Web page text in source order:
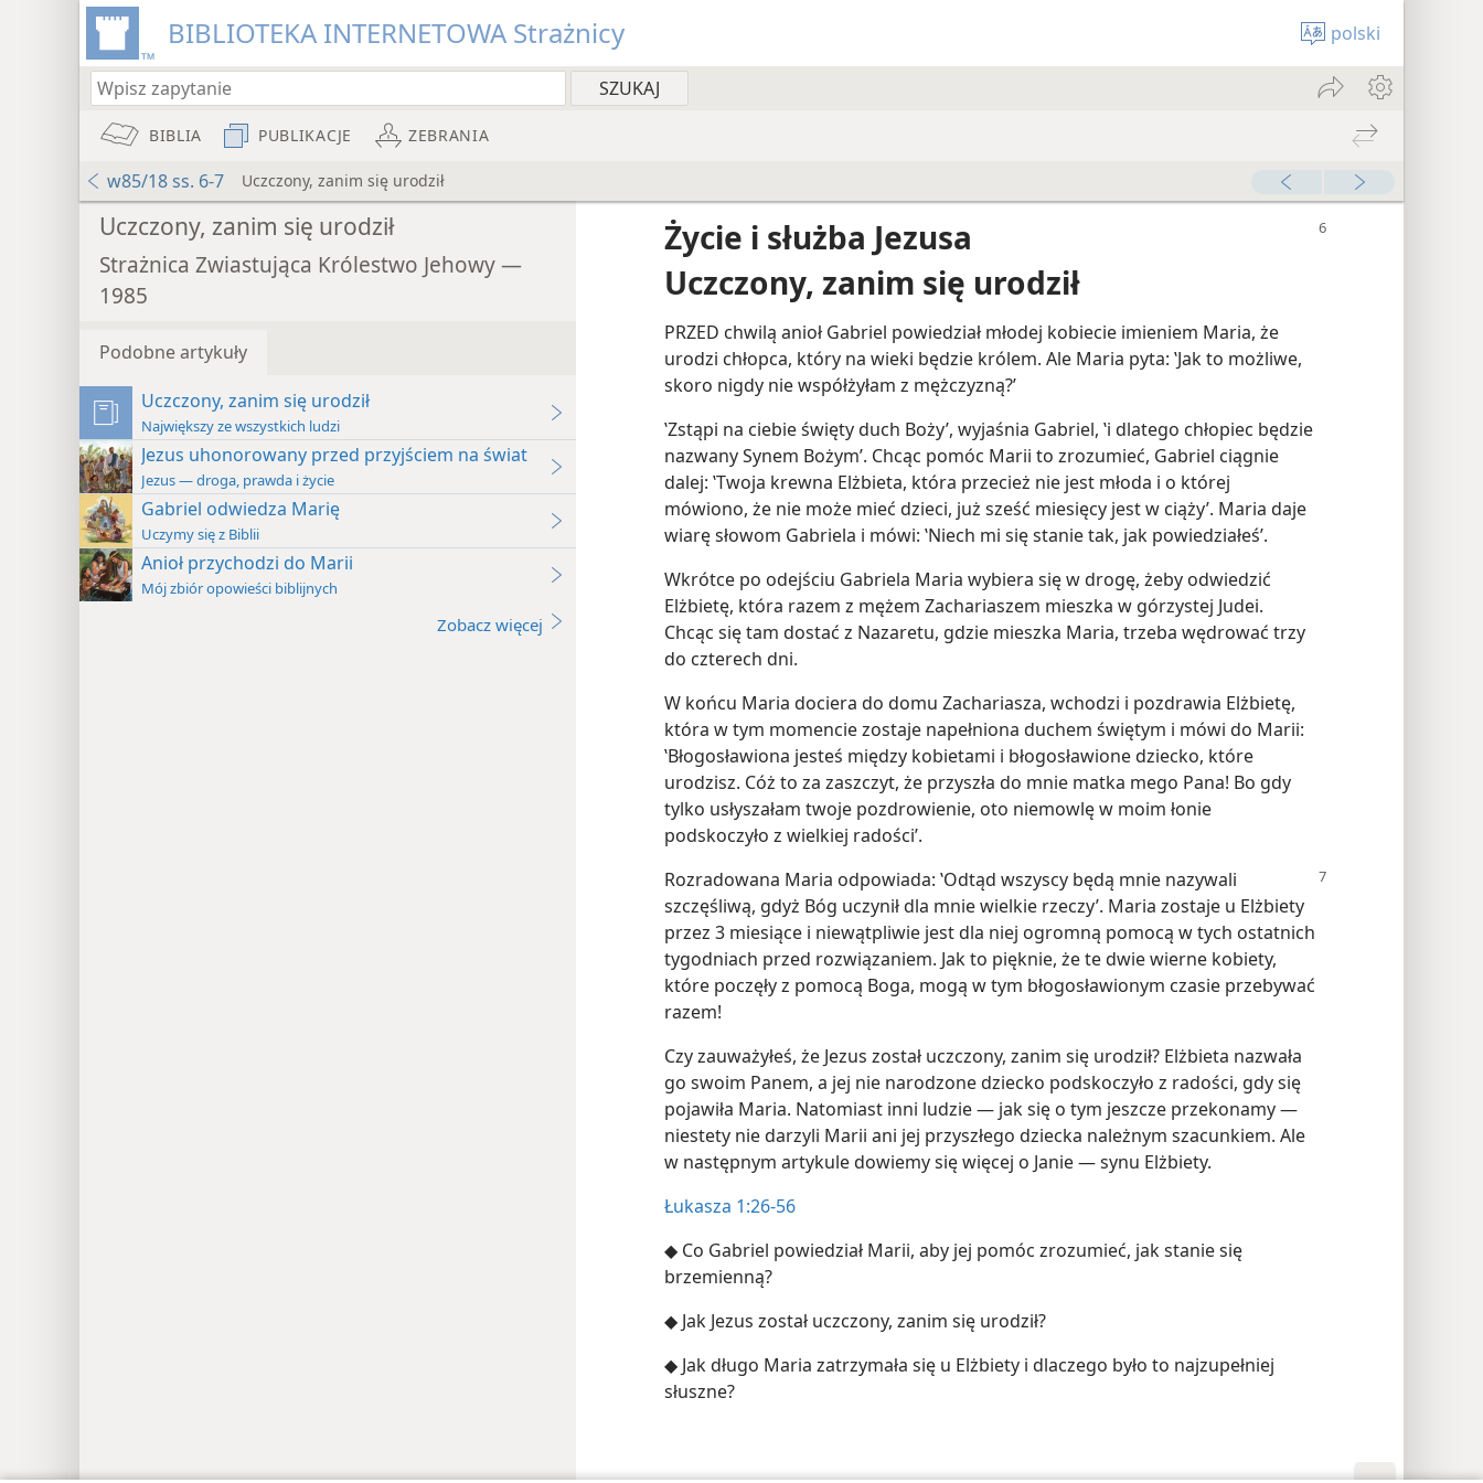
BIBLIOTEKA INTERNETOWA Strażnicy polski
BIBLIA PUBLIKACJE ZEBRANIA
w85/18 ss. 6-7 Uczczony, zanim się urodził
Uczczony, zanim się urodził
Strażnica Zwiastująca Królestwo Jehowy —
1985
Podobne artykuły
Uczczony, zanim się urodził
Największy ze wszystkich ludzi
Jezus uhonorowany przed przyjściem na świat
Jezus — droga, prawda i życie
Gabriel odwiedza Marię
Uczymy się z Biblii
Anioł przychodzi do Marii
Mój zbiór opowieści biblijnych
Zobacz więcej
Życie i służba Jezusa
Uczczony, zanim się urodził
PRZED chwilą anioł Gabriel powiedział młodej kobiecie imieniem Maria, że
urodzi chłopca, który na wieki będzie królem. Ale Maria pyta: ‛Jak to możliwe,
skoro nigdy nie współżyłam z mężczyzną?’
‛Zstąpi na ciebie święty duch Boży’, wyjaśnia Gabriel, ‛i dlatego chłopiec będzie
nazwany Synem Bożym’. Chcąc pomóc Marii to zrozumieć, Gabriel ciągnie
dalej: ‛Twoja krewna Elżbieta, która przecież nie jest młoda i o której
mówiono, że nie może mieć dzieci, już sześć miesięcy jest w ciąży’. Maria daje
wiarę słowom Gabriela i mówi: ‛Niech mi się stanie tak, jak powiedziałeś’.
Wkrótce po odejściu Gabriela Maria wybiera się w drogę, żeby odwiedzić
Elżbietę, która razem z mężem Zachariaszem mieszka w górzystej Judei.
Chcąc się tam dostać z Nazaretu, gdzie mieszka Maria, trzeba wędrować trzy
do czterech dni.
W końcu Maria dociera do domu Zachariasza, wchodzi i pozdrawia Elżbietę,
która w tym momencie zostaje napełniona duchem świętym i mówi do Marii:
‛Błogosławiona jesteś między kobietami i błogosławione dziecko, które
urodzisz. Cóż to za zaszczyt, że przyszła do mnie matka mego Pana! Bo gdy
tylko usłyszałam twoje pozdrowienie, oto niemowlę w moim łonie
podskoczyło z wielkiej radości’.
Rozradowana Maria odpowiada: ‛Odtąd wszyscy będą mnie nazywali
szczęśliwą, gdyż Bóg uczynił dla mnie wielkie rzeczy’. Maria zostaje u Elżbiety
przez 3 miesiące i niewątpliwie jest dla niej ogromną pomocą w tych ostatnich
tygodniach przed rozwiązaniem. Jak to pięknie, że te dwie wierne kobiety,
które poczęły z pomocą Boga, mogą w tym błogosławionym czasie przebywać
razem!
Czy zauważyłeś, że Jezus został uczczony, zanim się urodził? Elżbieta nazwała
go swoim Panem, a jej nie narodzone dziecko podskoczyło z radości, gdy się
pojawiła Maria. Natomiast inni ludzie — jak się o tym jeszcze przekonamy —
niestety nie darzyli Marii ani jej przyszłego dziecka należnym szacunkiem. Ale
w następnym artykule dowiemy się więcej o Janie — synu Elżbiety.
Łukasza 1:26-56
◆ Co Gabriel powiedział Marii, aby jej pomóc zrozumieć, jak stanie się
brzemienną?
◆ Jak Jezus został uczczony, zanim się urodził?
◆ Jak długo Maria zatrzymała się u Elżbiety i dlaczego było to najzupełniej
słuszne?